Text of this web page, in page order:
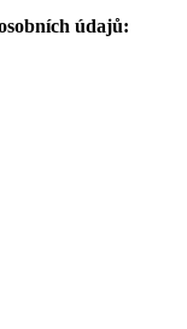
údajů: